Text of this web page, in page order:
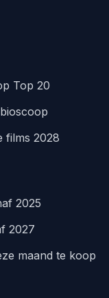
Top 20
films 2028
2025
2027
maand te koop